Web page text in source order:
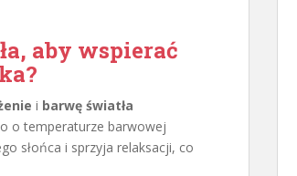
aby wspierać
i barwę światła
o temperaturze barwowej
słońca i sprzyja relaksacji, co